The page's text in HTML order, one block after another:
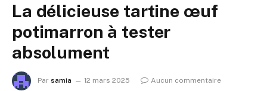
La délicieuse tartine œuf
potimarron à tester
absolument
Par samia 12 mars 2025
Aucun commentaire